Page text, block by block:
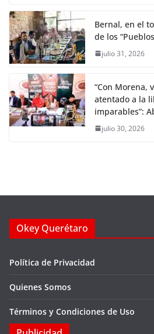
Bernal, en el
de los
julio 31, 2026
“Con Morena,
atentado a la
imparables”:
julio 30, 2026
Okey Querétaro
Política de Privacidad
Quienes Somos
Términos y Condiciones de Uso